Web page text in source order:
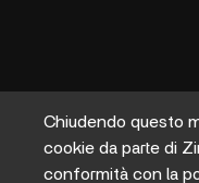
Chiudendo questo
cookie da parte di
conformità con la